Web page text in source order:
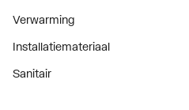
Verwarming
Installatiemateriaal
Sanitair